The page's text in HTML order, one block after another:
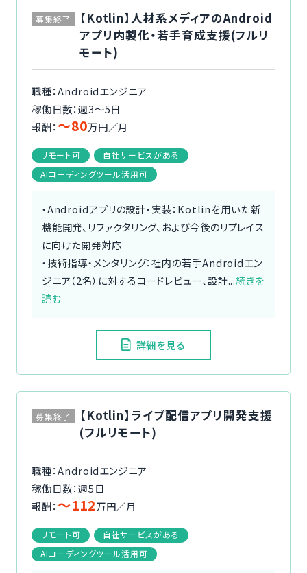
募集終了
【Kotlin】人材系メディアのAndroid
アプリ内製化・若手育成支援(フルリ
モート)
職種：Androidエンジニア
稼働日数：週3〜5日
報酬： 〜80万円／月
リモート可
自社サービスがある
AIコーディングツール活用可
・Androidアプリの設計・実装：Kotlinを用いた新
機能開発、リファクタリング、および今後のリプレイス
に向けた開発対応
・技術指導・メンタリング：社内の若手Androidエン
ジニア（2名）に対するコードレビュー、設計...続きを
読む
詳細を見る
募集終了
【Kotlin】ライブ配信アプリ開発支援
(フルリモート)
職種：Androidエンジニア
稼働日数：週5日
報酬： 〜112万円／月
リモート可
自社サービスがある
AIコーディングツール活用可